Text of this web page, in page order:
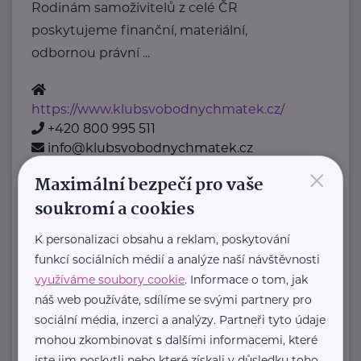
Rodinám samoživitelů z celé ČR
poskytujeme finanční, materiální,
odbornou právní ...
https://www.klubsvobodnychmatek.cz/
+420 800 995 511
info@klubsvobodnychmatek.cz
Oděvní banka z.s.
"Dáváme oblečení nový život,
pomáháme potřebným."
Oděvní banka je charitativní
organizace, která každoročně
poskytuje více ...
×
Maximální bezpečí pro vaše
soukromí a cookies
K personalizaci obsahu a reklam, poskytování
funkcí sociálních médií a analýze naší návštěvnosti
využíváme soubory cookie. Informace o tom, jak
náš web používáte, sdílíme se svými partnery pro
sociální média, inzerci a analýzy. Partneři tyto údaje
mohou zkombinovat s dalšími informacemi, které